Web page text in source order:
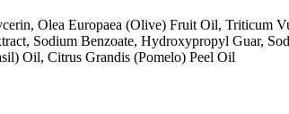
Olea Europaea (Olive) Fruit Oil, Triticum
Sodium Benzoate, Hydroxypropyl Guar,
Oil, Citrus Grandis (Pomelo) Peel Oil